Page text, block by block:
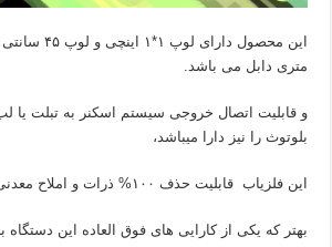
متری دابل می باشد.
بلوتوث را نیز دارا میباشد،
این فلزیاب قابلیت حذف ۱۰۰% ذرات و املاح معدنی برای جستجو و کاوش
بهتر که یکی از کارایی های فوق العاده این